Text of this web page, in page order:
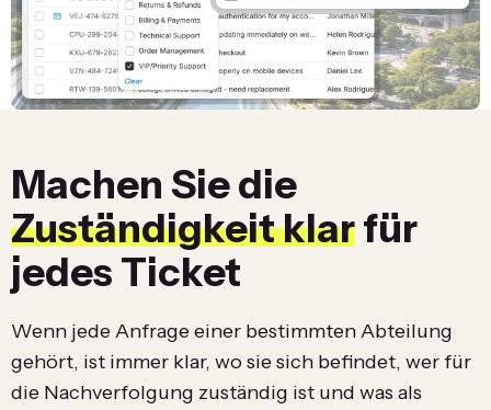
Machen Sie die
Zuständigkeit klarfür
jedes Ticket
Wenn jede Anfrage einer bestimmten Abteilung
gehört, ist immer klar, wo sie sich befindet, wer für
die Nachverfolgung zuständig ist und was als